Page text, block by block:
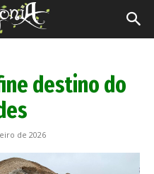
destino do
de 2026